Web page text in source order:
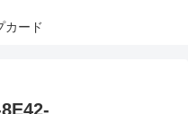
カード